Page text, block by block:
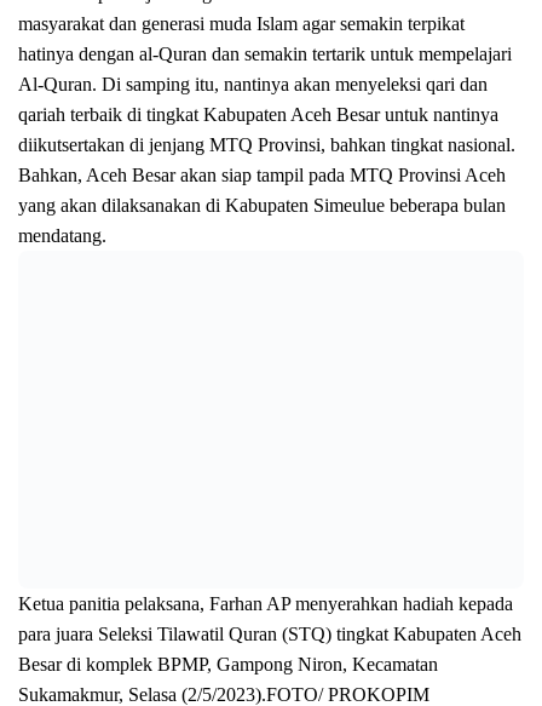
masyarakat dan generasi muda Islam agar semakin terpikat
hatinya dengan al-Quran dan semakin tertarik untuk mempelajari
Al-Quran. Di samping itu, nantinya akan menyeleksi qari dan
qariah terbaik di tingkat Kabupaten Aceh Besar untuk nantinya
diikutsertakan di jenjang MTQ Provinsi, bahkan tingkat nasional.
Bahkan, Aceh Besar akan siap tampil pada MTQ Provinsi Aceh
yang akan dilaksanakan di Kabupaten Simeulue beberapa bulan
mendatang.
Ketua panitia pelaksana, Farhan AP menyerahkan hadiah kepada
para juara Seleksi Tilawatil Quran (STQ) tingkat Kabupaten Aceh
Besar di komplek BPMP, Gampong Niron, Kecamatan
Sukamakmur, Selasa (2/5/2023).FOTO/ PROKOPIM